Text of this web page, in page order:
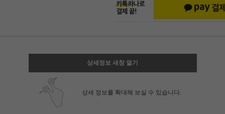
상세정보 새창 열기
상세 정보를 확대해 보실 수 있습니다.